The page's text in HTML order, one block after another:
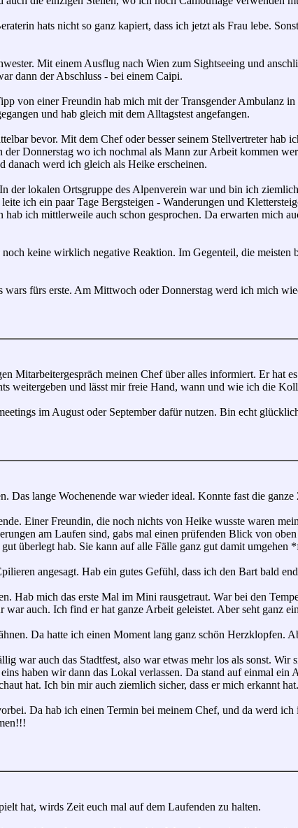
hats nicht so ganz kapiert, dass ich jetzt als Frau lebe.
Mit einem Ausflug nach Wien zum Sightseeing und
dann der Abschluss - bei einem Caipi.
von einer Freundin hab mich mit der Transgender Ambulanz
und hab gleich mit dem Alltagstest angefangen.
bevor. Mit dem Chef oder besser seinem Stellvertreter hab
Donnerstag wo ich nochmal als Mann zur Arbeit kommen
danach werd ich gleich als Heike erscheinen.
der lokalen Ortsgruppe des Alpenverein war und bin ich
ich ein paar Tage Bergsteigen - Wanderungen und
ich mittlerweile auch schon gesprochen. Da erwarten mich
keine wirklich negative Reaktion. Im Gegenteil, die meisten
fürs erste. Am Mittwoch oder Donnerstag werd ich mich
Mitarbeitergespräch meinen Chef über alles informiert. Er hat
weitergeben und lässt mir freie Hand, wann und wie ich die
im August oder September dafür nutzen. Bin echt
Das lange Wochenende war wieder ideal. Konnte fast die
Einer Freundin, die noch nichts von Heike wusste waren
am Laufen sind, gabs mal einen prüfenden Blick von
überlegt hab. Sie kann auf alle Fälle ganz gut damit umgehen
angesagt. Hab ein gutes Gefühl, dass ich den Bart bald
Hab mich das erste Mal im Mini rausgetraut. War bei den
auch. Ich find er hat ganze Arbeit geleistet. Aber seht ganz
Da hatte ich einen Moment lang ganz schön Herzklopfen.
war auch das Stadtfest, also war etwas mehr los als sonst. Wir
haben wir dann das Lokal verlassen. Da stand auf einmal
hat. Ich bin mir auch ziemlich sicher, dass er mich erkannt hat.
Da hab ich einen Termin bei meinem Chef, und da werd
hat, wirds Zeit euch mal auf dem Laufenden zu halten.